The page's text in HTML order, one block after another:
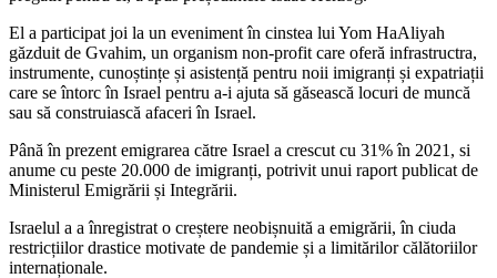
El a participat joi la un eveniment în cinstea lui Yom HaAliyah
găzduit de Gvahim, un organism non-profit care oferă infrastructra,
instrumente, cunoștințe și asistență pentru noii imigranți și expatriații
care se întorc în Israel pentru a-i ajuta să găsească locuri de muncă
sau să construiască afaceri în Israel.
Până în prezent emigrarea către Israel a crescut cu 31% în 2021, si
anume cu peste 20.000 de imigranți, potrivit unui raport publicat de
Ministerul Emigrării și Integrării.
Israelul a a înregistrat o creștere neobișnuită a emigrării, în ciuda
restricțiilor drastice motivate de pandemie și a limitărilor călătoriilor
internaționale.